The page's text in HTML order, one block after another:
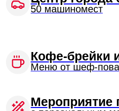
Проведение
594 номера
в отеле для размещения
Современное